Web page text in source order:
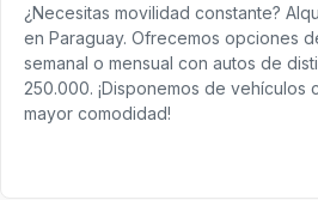
¿Necesitas movilidad constante?
en Paraguay. Ofrecemos opciones
semanal o mensual con autos de
250.000. ¡Disponemos de vehículos
mayor comodidad!